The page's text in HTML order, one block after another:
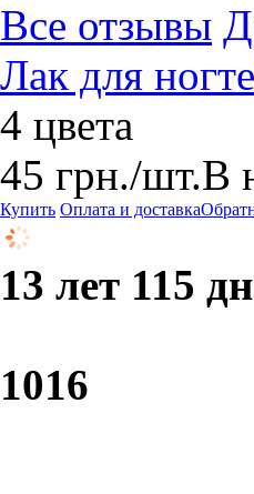
Все отзывы
Лак для
4 цвета
45 грн./шт.В
Купить Оплата и доставка
13 лет 115
1016